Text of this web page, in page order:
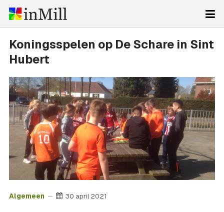
Koningsspelen op De Schare in Sint
Hubert
Algemeen 30 april 2021